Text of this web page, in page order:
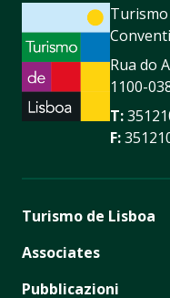
Rua do
1100-
T:
F:
Turismo de Lisboa
Associates
Pubblicazioni